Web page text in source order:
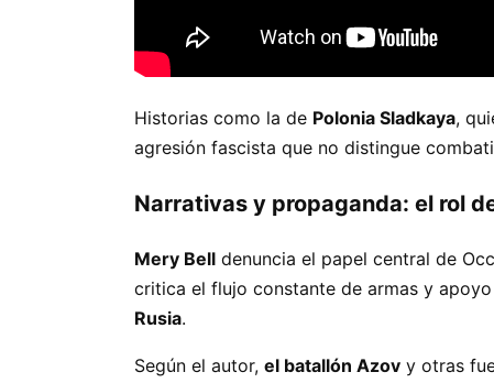
Historias como la de Polonia Sladkaya,
agresión fascista que no distingue
Narrativas y propaganda: el rol
Mery Bell denuncia el papel central de
critica el flujo constante de armas y
Rusia.
Según el autor, el batallón Azov y otras